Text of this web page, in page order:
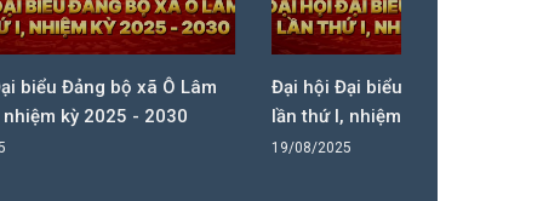
Lâm
Đại hội Đại biểu Đảng bộ xã Ô Lâm
lần thứ I, nhiệm kỳ 2025 - 2030